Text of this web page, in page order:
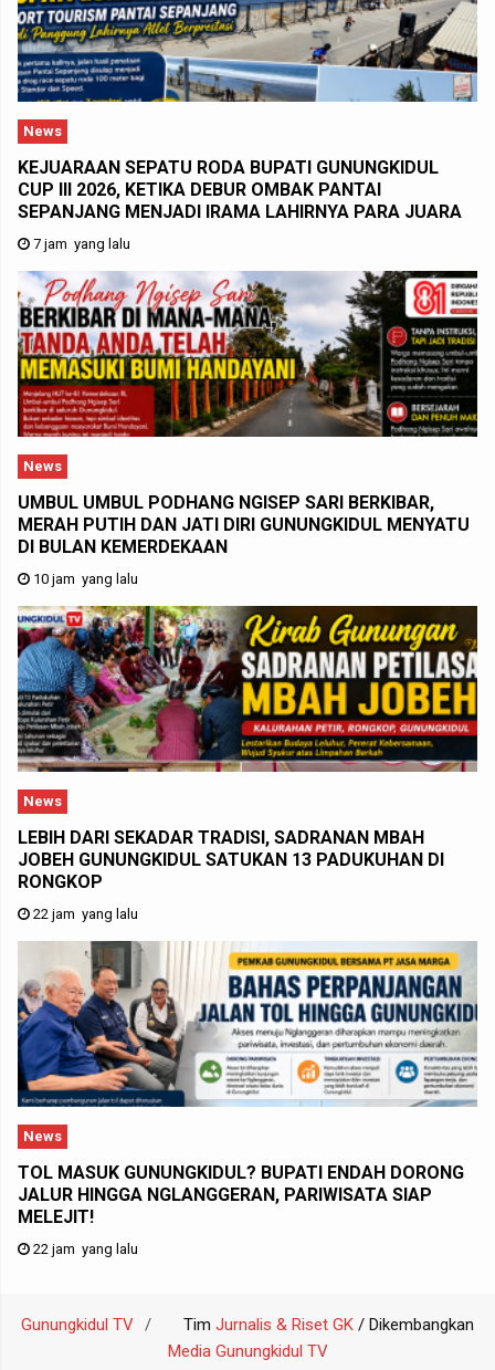
News
KEJUARAAN SEPATU RODA BUPATI GUNUNGKIDUL
CUP III 2026, KETIKA DEBUR OMBAK PANTAI
SEPANJANG MENJADI IRAMA LAHIRNYA PARA JUARA
7 jam yang lalu
News
UMBUL UMBUL PODHANG NGISEP SARI BERKIBAR,
MERAH PUTIH DAN JATI DIRI GUNUNGKIDUL MENYATU
DI BULAN KEMERDEKAAN
10 jam yang lalu
News
LEBIH DARI SEKADAR TRADISI, SADRANAN MBAH
JOBEH GUNUNGKIDUL SATUKAN 13 PADUKUHAN DI
RONGKOP
22 jam yang lalu
News
TOL MASUK GUNUNGKIDUL? BUPATI ENDAH DORONG
JALUR HINGGA NGLANGGERAN, PARIWISATA SIAP
MELEJIT!
22 jam yang lalu
Gunungkidul TV Tim Jurnalis & Riset GK / Dikembangkan
Media Gunungkidul TV